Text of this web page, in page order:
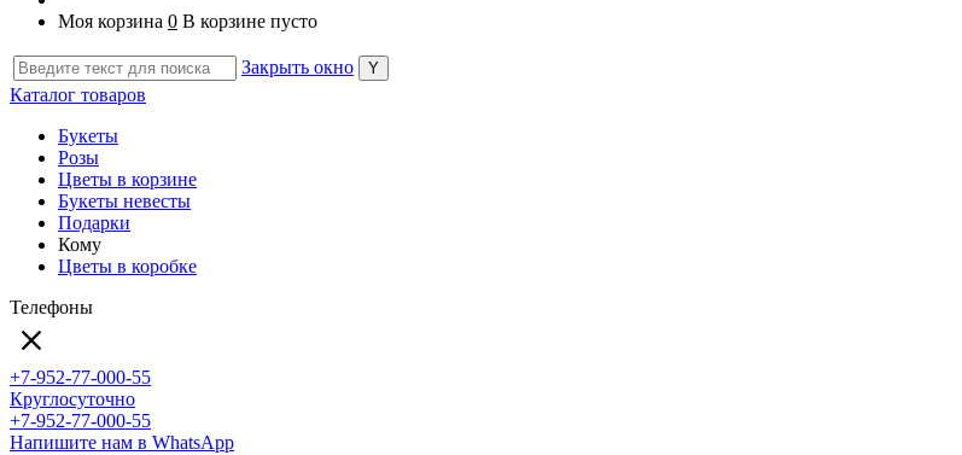
Моя корзина 0 В корзине пусто
Закрыть окно
Каталог товаров
Букеты
Розы
Цветы в корзине
Букеты невесты
Подарки
Кому
Цветы в коробке
Телефоны
+7-952-77-000-55
Круглосуточно
+7-952-77-000-55
Напишите нам в WhatsApp